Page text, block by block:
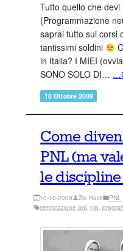
Tutto quello che
(Programmazione
saprai tutto sui corsi
tantissimi soldini
in Italia? I MIEI
SONO SOLO DI…
10 Ottobre 2009
Come
PNL (ma
le discipline
10-10-2009 Zio Hack
PNL
certificazione pnl, nlp,